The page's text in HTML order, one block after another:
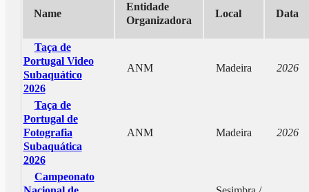
Name
Entidade
Organizadora
Local Data
Taça de
Portugal Video
Subaquático
2026
ANM Madeira 2026
Taça de
Portugal de
Fotografia
Subaquática
2026
ANM Madeira 2026
Campeonato